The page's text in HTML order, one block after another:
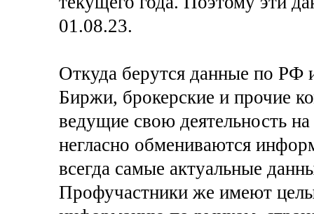
01.08.23.
Откуда берутся данные по РФ
Биржи, брокерские и прочие
ведущие свою деятельность
негласно обмениваются
всегда самые актуальные
Профучастники же имеют